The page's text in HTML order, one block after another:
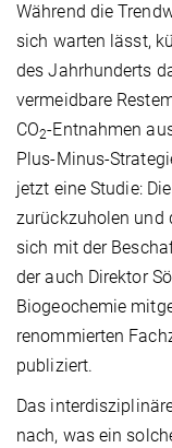
Während die
sich warten lässt,
des Jahrhunderts
vermeidbare
CO2-Entnahmen
Plus-Minus-
jetzt eine Studie:
zurückzuholen und
sich mit der
der auch Direktor
Biogeochemie
renommierten
publiziert.
Das
nach, was ein